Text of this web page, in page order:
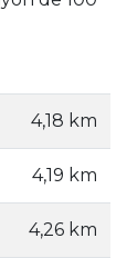
4,18 km
4,19 km
4,26 km